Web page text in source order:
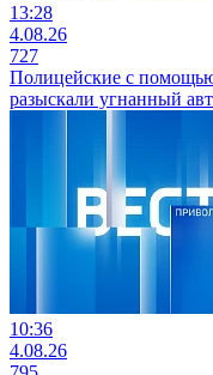
13:28
4.08.26
727
Полицейские с помощью
разыскали угнанный
10:36
4.08.26